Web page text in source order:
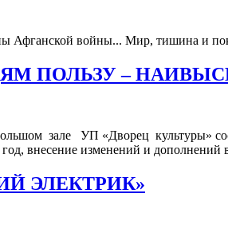
Афганской войны... Мир, тишина и
ПОЛЬЗУ –
зале УП «Дворец культуры»
внесение изменений и дополнений
ЭЛЕКТРИК»